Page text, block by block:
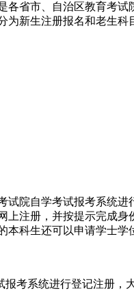
各省市、自治区教育考试
新生注册报名和老生科
试院自学考试报考系统
上注册，并按提示完成
科生还可以申请学士学
考系统进行登记注册，